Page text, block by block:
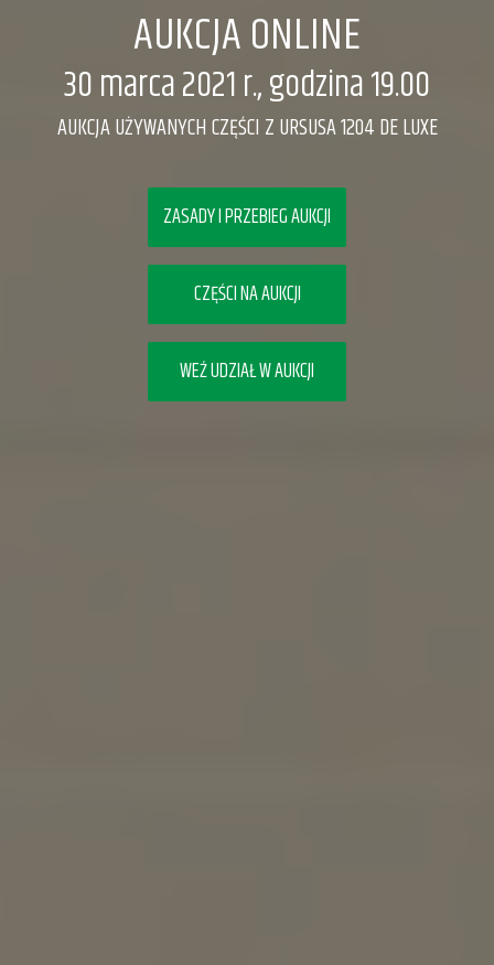
AUKCJA ONLINE
30 marca 2021 r., godzina 19.00
AUKCJA UŻYWANYCH CZĘŚCI Z URSUSA 1204 DE LUXE
ZASADY I PRZEBIEG AUKCJI
CZĘŚCI NA AUKCJI
WEŹ UDZIAŁ W AUKCJI